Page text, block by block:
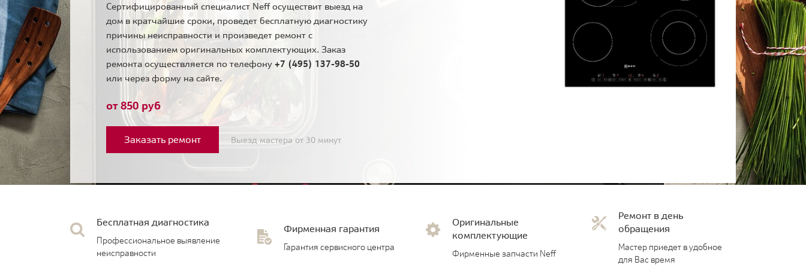
Сертифицированный специалист Neff осуществит выезд на
дом в кратчайшие сроки, проведет бесплатную диагностику
причины неисправности и произведет ремонт с
использованием оригинальных комплектующих. Заказ
ремонта осуществляется по телефону +7 (495) 137-98-50
или через форму на сайте.
от 850 руб
Заказать ремонт Выезд мастера от 30 минут
Бесплатная диагностика
Профессиональное выявление
неисправности
Фирменная гарантия
Гарантия сервисного центра
Оригинальные
комплектующие
Фирменные запчасти Neff
Ремонт в день
обращения
Мастер приедет в удобное
для Вас время